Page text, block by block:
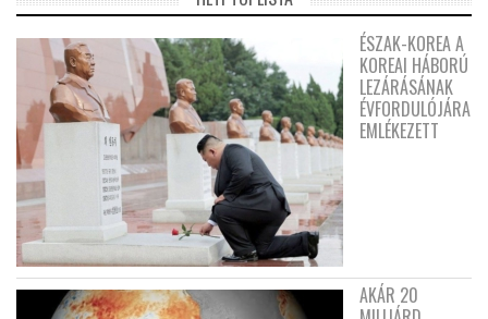
ÉSZAK-KOREA A
KOREAI HÁBORÚ
LEZÁRÁSÁNAK
ÉVFORDULÓJÁRA
EMLÉKEZETT
AKÁR 20